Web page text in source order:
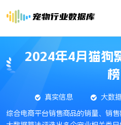
2024年4月猫狗
榜
真实信息 大数
综合电商平台销售商品的销量、销